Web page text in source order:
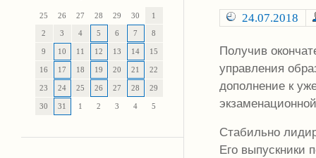
25 26 27 28 29 30 1
2 3 4 5 6 7 8
9 10 11 12 13 14 15
16 17 18 19 20 21 22
23 24 25 26 27 28 29
30 31 1 2 3 4 5
24.07.2018
Получив
управления
дополнение к
Стабильно
Его выпускники